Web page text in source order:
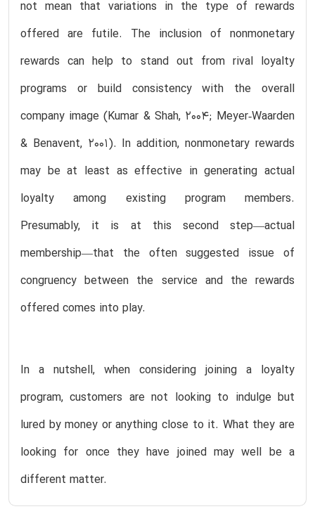
not mean that variations in the type of rewards
offered are futile. The inclusion of nonmonetary
rewards can help to stand out from rival loyalty
programs or build consistency with the overall
company image (Kumar & Shah, 2004; Meyer‐Waarden
& Benavent, 2001). In addition, nonmonetary rewards
may be at least as effective in generating actual
loyalty among existing program members.
Presumably, it is at this second step—actual
membership—that the often suggested issue of
congruency between the service and the rewards
offered comes into play.
In a nutshell, when considering joining a loyalty
program, customers are not looking to indulge but
lured by money or anything close to it. What they are
looking for once they have joined may well be a
different matter.